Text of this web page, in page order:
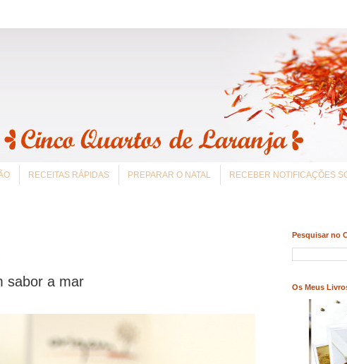
RECEITAS RÁPIDAS PREPARAR O NATAL RECEBER NOTIFICAÇÕES
sabor a mar
Pesquisar no
Os Meus